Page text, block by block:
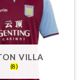
VILLA
(8)